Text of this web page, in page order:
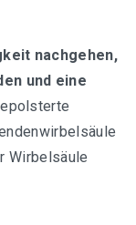
nachgehen,
und eine
Wirbelsäule